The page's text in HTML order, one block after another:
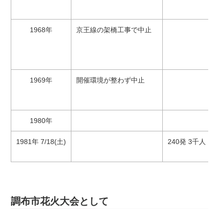
1968年 京王線の架橋工事で中止
1969年 開催環境が整わず中止
1980年
1981年 7/18(土) 240発 3千人
調布市花火大会として